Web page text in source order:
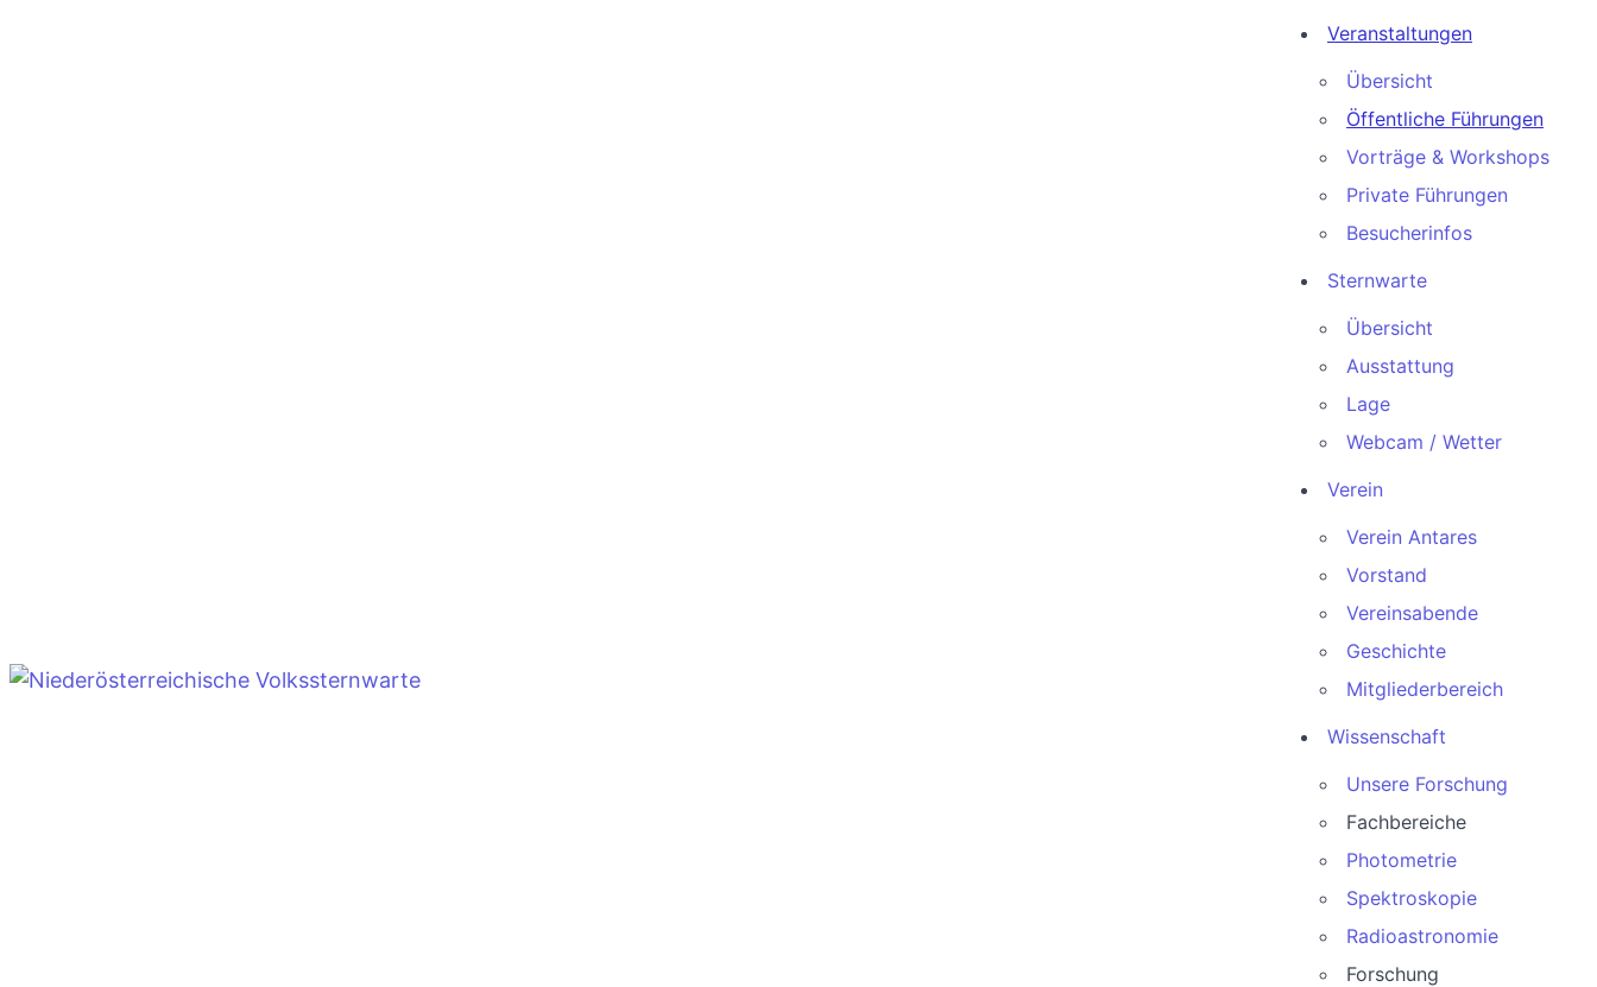
Veranstaltungen
Übersicht
Öffentliche Führungen
Vorträge & Workshops
Private Führungen
Besucherinfos
Sternwarte
Übersicht
Ausstattung
Lage
Webcam / Wetter
Verein
Verein Antares
Vorstand
Vereinsabende
Geschichte
Mitgliederbereich
Wissenschaft
Unsere Forschung
Fachbereiche
Photometrie
Spektroskopie
Radioastronomie
Forschung